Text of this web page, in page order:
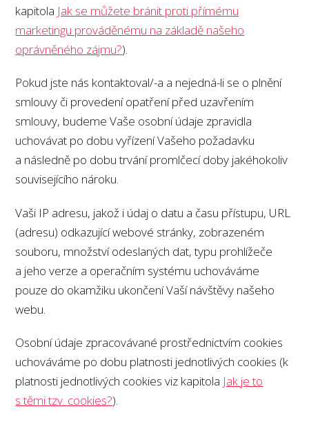
kapitola Jak se můžete bránit proti přímému
marketingu prováděnému na základě našeho
oprávněného zájmu?).
Pokud jste nás kontaktoval/-a a nejedná-li se o plnění
smlouvy či provedení opatření před uzavřením
smlouvy, budeme Vaše osobní údaje zpravidla
uchovávat po dobu vyřízení Vašeho požadavku
a následně po dobu trvání promlčecí doby jakéhokoliv
souvisejícího nároku.
Vaši IP adresu, jakož i údaj o datu a času přístupu, URL
(adresu) odkazující webové stránky, zobrazeném
souboru, množství odeslaných dat, typu prohlížeče
a jeho verze a operačním systému uchováváme
pouze do okamžiku ukončení Vaší návštěvy našeho
webu.
Osobní údaje zpracovávané prostřednictvím cookies
uchováváme po dobu platnosti jednotlivých cookies (k
platnosti jednotlivých cookies viz kapitola Jak je to
s těmi tzv. cookies?).